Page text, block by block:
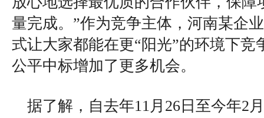
量完成。”作为竞争主体，河南某企
式让大家都能在更“阳光”的环境下竞
公平中标增加了更多机会。
据了解，自去年11月26日至今年2